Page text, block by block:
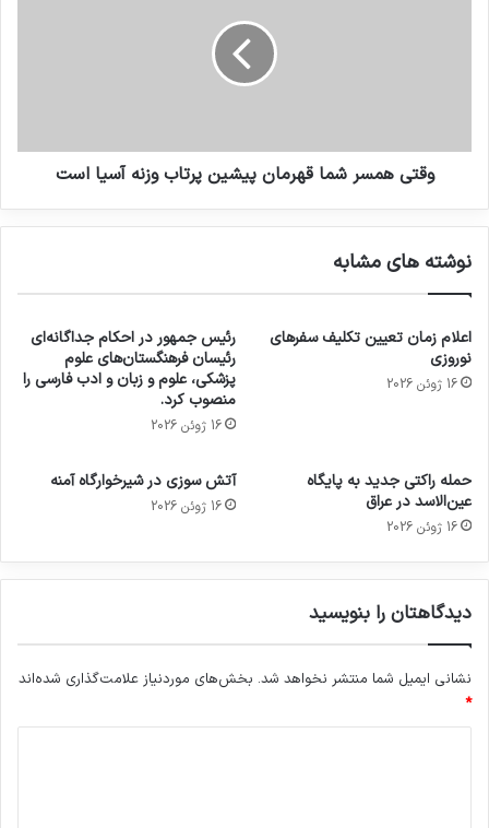
وقتی همسر شما قهرمان پیشین پرتاب وزنه آسیا است
نوشته های مشابه
اعلام زمان تعیین تکلیف سفرهای
نوروزی
16 ژوئن 2026
رئیس جمهور در احکام جداگانه‌ای
رئیسان فرهنگستان‌های علوم
پزشکی، علوم و زبان و ادب فارسی را
منصوب کرد.
16 ژوئن 2026
حمله راکتی جدید به پایگاه
عین‌الاسد در عراق
16 ژوئن 2026
آتش سوزی در شیرخوارگاه آمنه
16 ژوئن 2026
دیدگاهتان را بنویسید
نشانی ایمیل شما منتشر نخواهد شد. بخش‌های موردنیاز علامت‌گذاری شده‌اند
*